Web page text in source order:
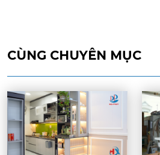
CÙNG CHUYÊN MỤC